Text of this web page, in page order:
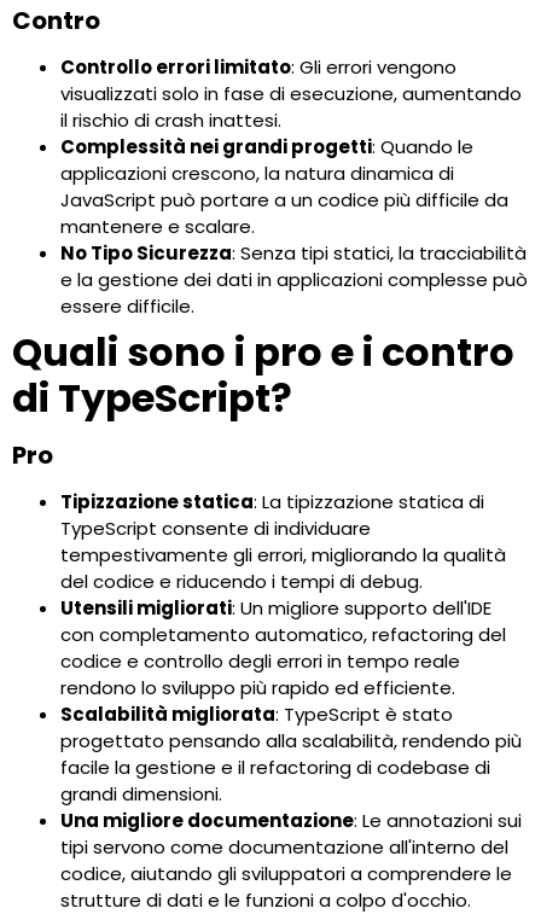
Contro
Controllo errori limitato: Gli errori vengono
visualizzati solo in fase di esecuzione, aumentando
il rischio di crash inattesi.
Complessità nei grandi progetti: Quando le
applicazioni crescono, la natura dinamica di
JavaScript può portare a un codice più difficile da
mantenere e scalare.
No Tipo Sicurezza: Senza tipi statici, la tracciabilità
e la gestione dei dati in applicazioni complesse può
essere difficile.
Quali sono i pro e i contro
di TypeScript?
Pro
Tipizzazione statica: La tipizzazione statica di
TypeScript consente di individuare
tempestivamente gli errori, migliorando la qualità
del codice e riducendo i tempi di debug.
Utensili migliorati: Un migliore supporto dell'IDE
con completamento automatico, refactoring del
codice e controllo degli errori in tempo reale
rendono lo sviluppo più rapido ed efficiente.
Scalabilità migliorata: TypeScript è stato
progettato pensando alla scalabilità, rendendo più
facile la gestione e il refactoring di codebase di
grandi dimensioni.
Una migliore documentazione: Le annotazioni sui
tipi servono come documentazione all'interno del
codice, aiutando gli sviluppatori a comprendere le
strutture di dati e le funzioni a colpo d'occhio.